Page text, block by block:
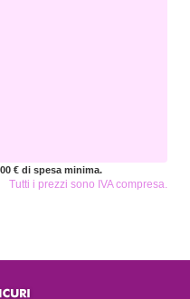
€ di spesa minima.
Tutti i prezzi sono IVA compresa.